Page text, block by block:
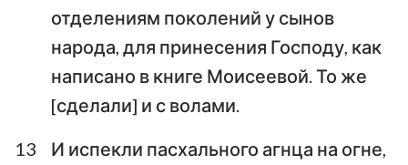
отделениям поколений у сынов
народа, для принесения Господу, как
написано в книге Моисеевой. То же
[сделали] и с волами.
13
И испекли пасхального агнца на огне,